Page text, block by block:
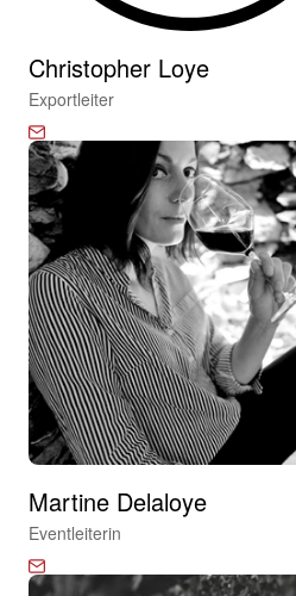
Christopher Loye
Exportleiter
Martine Delaloye
Eventleiterin